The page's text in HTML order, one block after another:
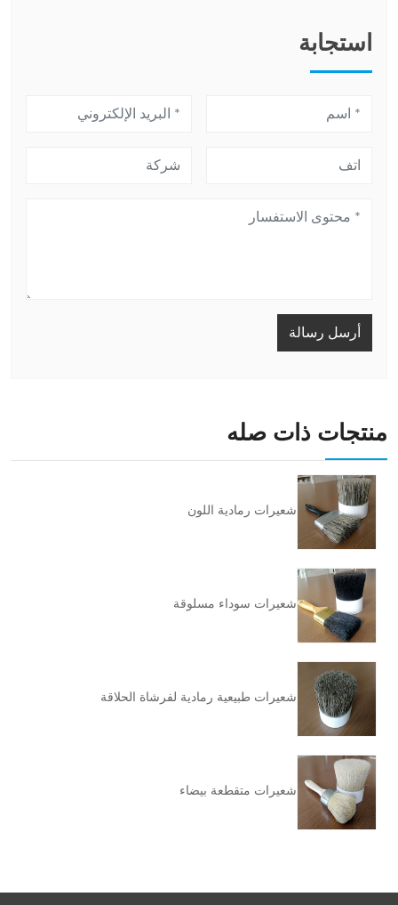
استجابة
أرسل رسالة
منتجات ذات صله
شعيرات رمادية اللون
شعيرات سوداء مسلوقة
شعيرات طبيعية رمادية لفرشاة الحلاقة
شعيرات متقطعة بيضاء